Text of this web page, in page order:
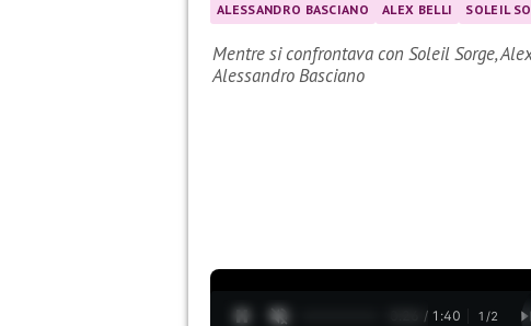
ALESSANDRO BASCIANO ALEX BELLI SOLEIL
Mentre si confrontava con Soleil Sorge,
Alessandro Basciano
0:27 / 1:40 1 /2